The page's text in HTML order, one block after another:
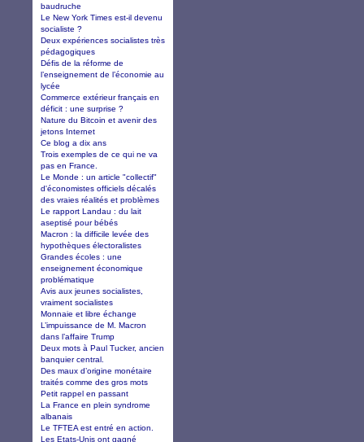
baudruche
Le New York Times est-il devenu
socialiste ?
Deux expériences socialistes très
pédagogiques
Défis de la réforme de
l’enseignement de l’économie au
lycée
Commerce extérieur français en
déficit : une surprise ?
Nature du Bitcoin et avenir des
jetons Internet
Ce blog a dix ans
Trois exemples de ce qui ne va
pas en France.
Le Monde : un article "collectif"
d'économistes officiels décalés
des vraies réalités et problèmes
Le rapport Landau : du lait
aseptisé pour bébés
Macron : la difficile levée des
hypothèques électoralistes
Grandes écoles : une
enseignement économique
problématique
Avis aux jeunes socialistes,
vraiment socialistes
Monnaie et libre échange
L’impuissance de M. Macron
dans l’affaire Trump
Deux mots à Paul Tucker, ancien
banquier central.
Des maux d’origine monétaire
traités comme des gros mots
Petit rappel en passant
La France en plein syndrome
albanais
Le TFTEA est entré en action.
Les Etats-Unis ont gagné